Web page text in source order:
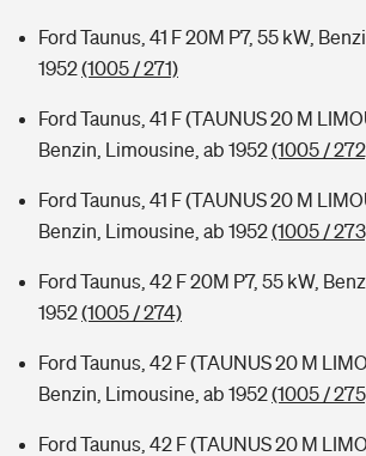
Ford Taunus, 41 F 20M P7, 55 kW,
1952(1005 / 271)
Ford Taunus, 41 F (TAUNUS 20 M
Benzin, Limousine, ab 1952(1005 /
Ford Taunus, 41 F (TAUNUS 20 M
Benzin, Limousine, ab 1952(1005 /
Ford Taunus, 42 F 20M P7, 55 kW,
1952(1005 / 274)
Ford Taunus, 42 F (TAUNUS 20 M
Benzin, Limousine, ab 1952(1005 /
Ford Taunus, 42 F (TAUNUS 20 M